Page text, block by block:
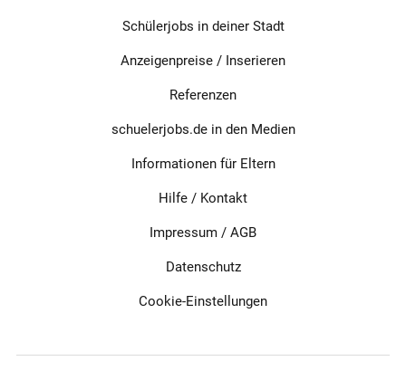
Schülerjobs in deiner Stadt
Anzeigenpreise / Inserieren
Referenzen
schuelerjobs.de in den Medien
Informationen für Eltern
Hilfe / Kontakt
Impressum / AGB
Datenschutz
Cookie-Einstellungen